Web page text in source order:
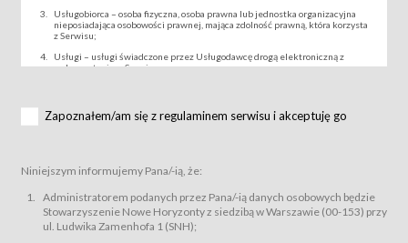
Usługobiorca – osoba fizyczna, osoba prawna lub jednostka organizacyjna
nieposiadająca osobowości prawnej, mająca zdolność prawną, która korzysta
z Serwisu;
Usługi – usługi świadczone przez Usługodawcę drogą elektroniczną z
wykorzystaniem Serwisu;
za pośrednictwem Serwisu;
podmiotom z branży mediów i filmowej (Akredytacje);
Bilety – wybrane dokumenty potwierdzające zawarcie umowy z
Usługodawcą i uprawniające do wzięcia udziału w Wydarzeniu,
przewidziane przez Usługodawcę dla danego Wydarzenia, tj. uprawniające
do uczestnictwa w wielu albo w pojedynczych seansach filmowych,
Zapoznałem/am się z regulaminem serwisu i akceptuję go
Niniejszym informujemy Pana/-ią, że:
Administratorem podanych przez Pana/-ią danych osobowych będzie
Stowarzyszenie Nowe Horyzonty z siedzibą w Warszawie (00-153) przy
ul. Ludwika Zamenhofa 1 (SNH);